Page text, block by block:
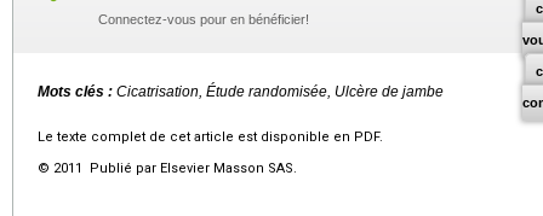
Connectez-vous pour en bénéficier!
Mots clés : Cicatrisation, Étude randomisée, Ulcère de jambe
Le texte complet de cet article est disponible en PDF.
© 2011 Publié par Elsevier Masson SAS.